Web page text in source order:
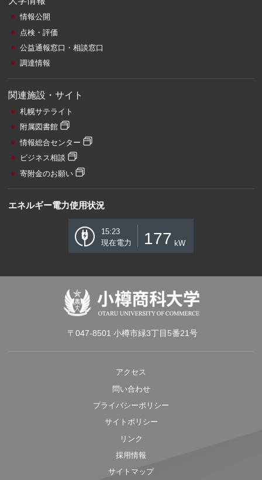
情報公開
点検・評価
公益通報窓口・相談窓口
調達情報
関連施設・サイト
札幌サテライト
附属図書館
情報総合センター
ビジネス相談
寄附金のお願い
エネルギー電力使用状況
15:23
現在電力
177 kW
〒047-8501 小樽市緑3丁目5番21号
アクセス
問い合わせ
プライバシーポリシー
サイトポリシー
リンク
採用情報
サイトマップ